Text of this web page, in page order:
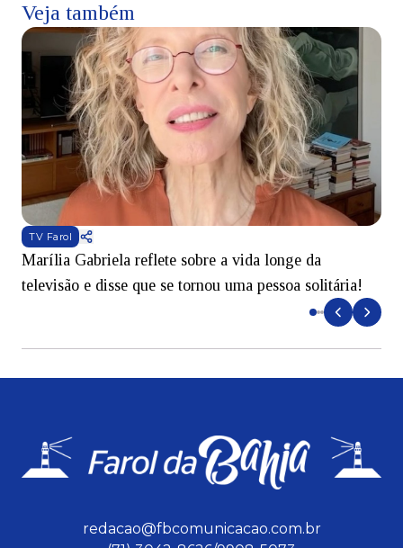
Veja também
TV Farol
Marília Gabriela reflete sobre a vida longe da
televisão e disse que se tornou uma pessoa solitária!
redacao@fbcomunicacao.com.br